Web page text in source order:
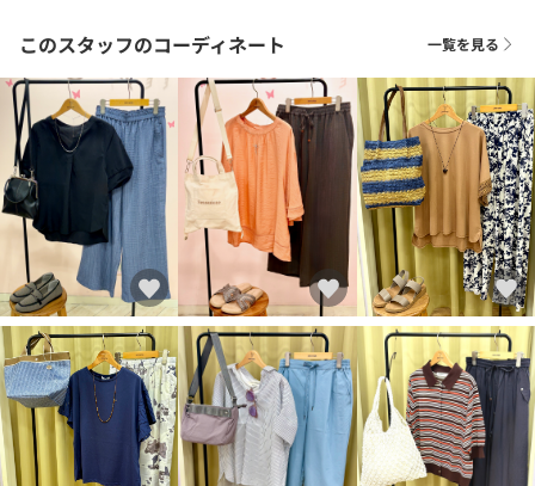
このスタッフのコーディネート 一覧を見る